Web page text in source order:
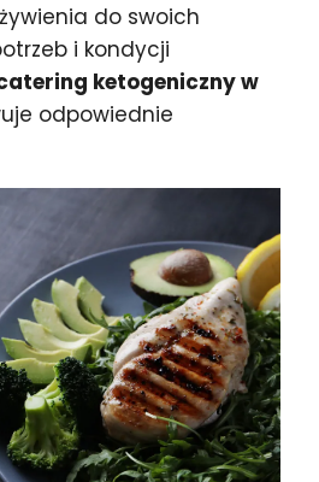
do swoich
i kondycji
ketogeniczny w
odpowiednie